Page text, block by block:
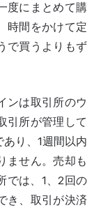
度にまとめて購
時間をかけて定
で買うよりもず
ンは取引所のウ
引所が管理して
り、1週間以内
ません。売却も
では、1、2回の
き、取引が決済